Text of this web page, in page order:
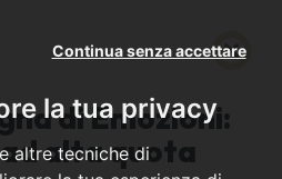
la tua privacy
altre tecniche di
Continua senza accettare
di Emozioni:
alta quota